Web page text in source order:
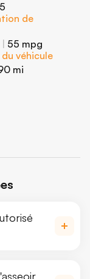
de
55 mpg
véhicule
mi